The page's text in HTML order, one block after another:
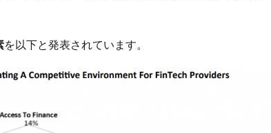
を以下と発表されています。